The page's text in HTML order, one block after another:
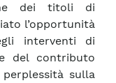
dei titoli di
l’opportunità
interventi di
del contributo
sulla